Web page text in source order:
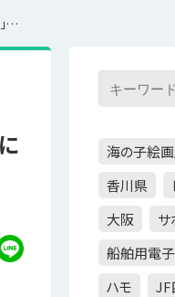
【特集3.11】第5回「試験操業の現状と販路回復、浜の活性化に向けた取り組み」寄稿：林 薫平
海の子絵
香川県
大阪
サ
船舶用電
ハモ
JF